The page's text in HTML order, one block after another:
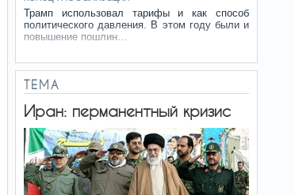
Трамп использовал тарифы и как способ
политического давления. В этом году были и
повышение пошлин…
ТЕМА
Иран: перманентный кризис